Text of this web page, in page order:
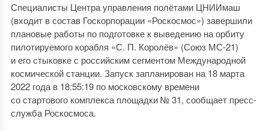
Специалисты Центра управления полётами ЦНИИмаш
(входит в состав Госкорпорации «Роскосмос») завершили
плановые работы по подготовке к выведению на орбиту
пилотируемого корабля «С. П. Королёв» (Союз МС-21)
и его стыковке с российским сегментом Международной
космической станции. Запуск запланирован на 18 марта
2022 года в 18:55:19 по московскому времени
со стартового комплекса площадки № 31, сообщает пресс-
служба Роскосмоса.